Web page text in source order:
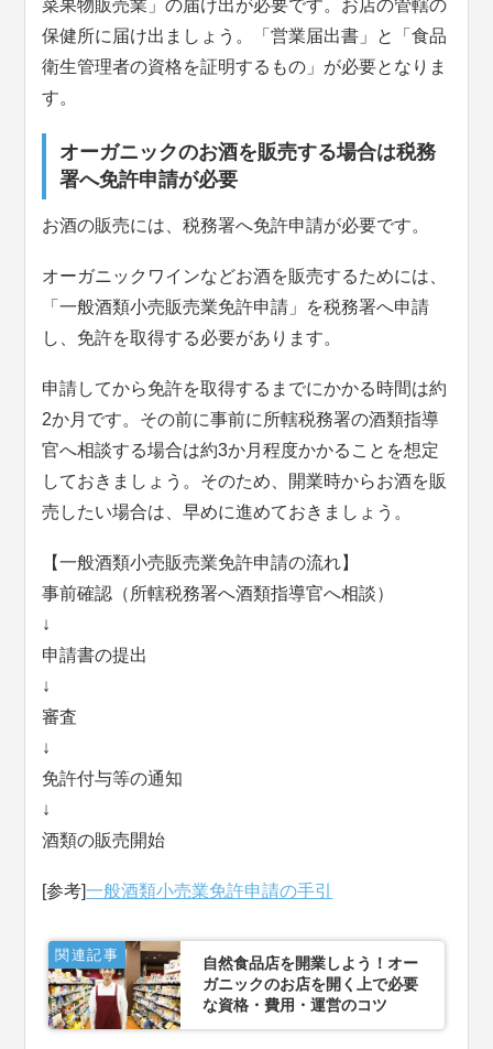
菜果物販売業」の届け出が必要です。お店の管轄の
保健所に届け出ましょう。「営業届出書」と「食品
衛生管理者の資格を証明するもの」が必要となりま
す。
オーガニックのお酒を販売する場合は税務
署へ免許申請が必要
お酒の販売には、税務署へ免許申請が必要です。
オーガニックワインなどお酒を販売するためには、
「一般酒類小売販売業免許申請」を税務署へ申請
し、免許を取得する必要があります。
申請してから免許を取得するまでにかかる時間は約
2か月です。その前に事前に所轄税務署の酒類指導
官へ相談する場合は約3か月程度かかることを想定
しておきましょう。そのため、開業時からお酒を販
売したい場合は、早めに進めておきましょう。
【一般酒類小売販売業免許申請の流れ】
事前確認（所轄税務署へ酒類指導官へ相談）
↓
申請書の提出
↓
審査
↓
免許付与等の通知
↓
酒類の販売開始
[参考]一般酒類小売業免許申請の手引
関連記事
自然食品店を開業しよう！オー
ガニックのお店を開く上で必要
な資格・費用・運営のコツ